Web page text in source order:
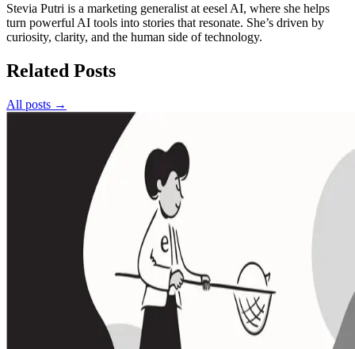
Stevia Putri is a marketing generalist at eesel AI, where she helps
turn powerful AI tools into stories that resonate. She’s driven by
curiosity, clarity, and the human side of technology.
Related Posts
All posts →